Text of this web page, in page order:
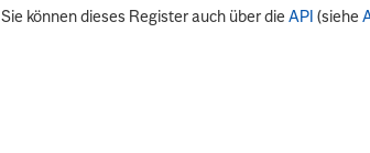
Sie können dieses Register auch über dieAPI (siehe